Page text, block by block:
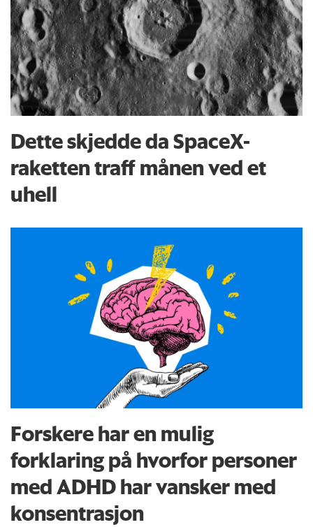
Dette skjedde da SpaceX-
raketten traff månen ved et
uhell
Forskere har en mulig
forklaring på hvorfor personer
med ADHD har vansker med
konsentrasjon